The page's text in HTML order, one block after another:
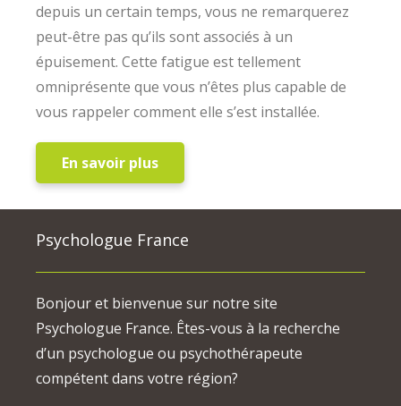
depuis un certain temps, vous ne remarquerez
peut-être pas qu’ils sont associés à un
épuisement. Cette fatigue est tellement
omniprésente que vous n’êtes plus capable de
vous rappeler comment elle s’est installée.
En savoir plus
Psychologue France
Bonjour et bienvenue sur notre site
Psychologue France. Êtes-vous à la recherche
d’un psychologue ou psychothérapeute
compétent dans votre région?